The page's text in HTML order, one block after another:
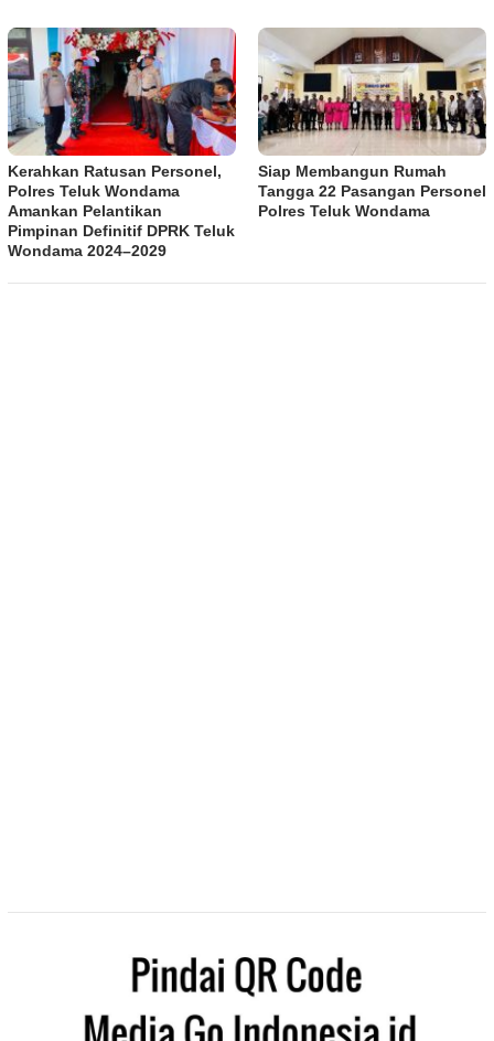
Kerahkan Ratusan Personel,
Polres Teluk Wondama
Amankan Pelantikan
Pimpinan Definitif DPRK Teluk
Wondama 2024–2029
Siap Membangun Rumah
Tangga 22 Pasangan Personel
Polres Teluk Wondama